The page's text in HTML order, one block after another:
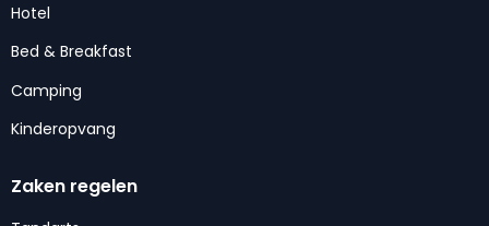
Hotel
Bed & Breakfast
Camping
Kinderopvang
Zaken regelen